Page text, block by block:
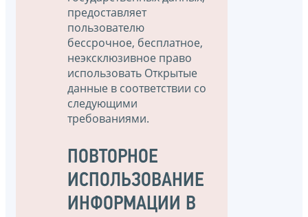
предоставляет
пользователю
бессрочное, бесплатное,
неэксклюзивное право
использовать Открытые
данные в соответствии со
следующими
требованиями.
ПОВТОРНОЕ
ИСПОЛЬЗОВАНИЕ
ИНФОРМАЦИИ В